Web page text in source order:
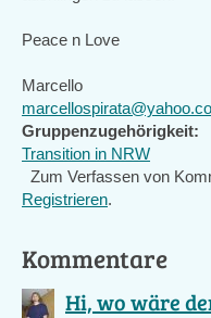
Peace n Love
Marcello
Gruppenzugehörigkeit:
Transition in NRW
Zum Verfassen von
Registrieren.
Kommentare
Hi, wo wäre